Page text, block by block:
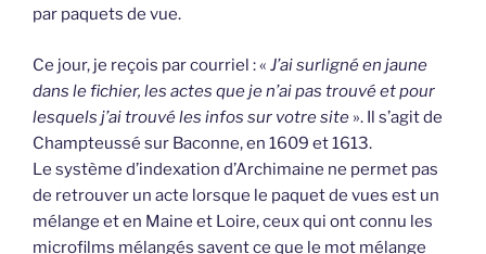
par paquets de vue.
Ce jour, je reçois par courriel : « J’ai surligné en jaune
dans le fichier, les actes que je n’ai pas trouvé et pour
lesquels j’ai trouvé les infos sur votre site ». Il s’agit de
Champteussé sur Baconne, en 1609 et 1613.
Le système d’indexation d’Archimaine ne permet pas
de retrouver un acte lorsque le paquet de vues est un
mélange et en Maine et Loire, ceux qui ont connu les
microfilms mélangés savent ce que le mot mélange